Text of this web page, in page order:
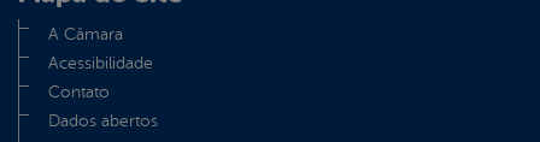
A Câmara
Acessibilidade
Contato
Dados abertos